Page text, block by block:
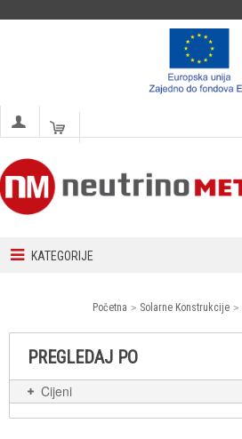
KATEGORIJE
Početna Solarne Konstrukcije
PREGLEDAJ PO
Cijeni